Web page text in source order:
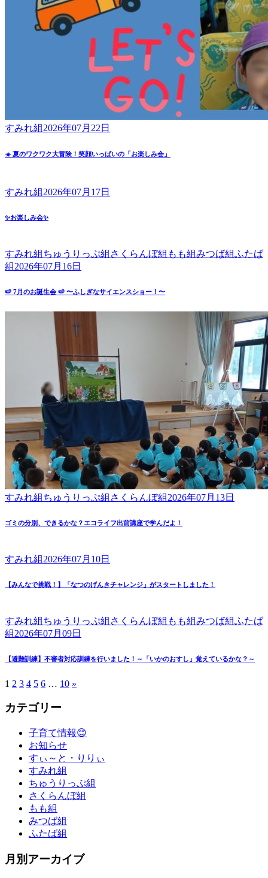
すみれ組2026年07月22日
☀️ 夏のワクワク大冒険！笑顔いっぱいの「お楽しみ会」
すみれ組2026年07月17日
✨お楽しみ会✨
すみれ組ちゅうりっぷ組 さくらんぼ組 もも組みつば組ふたば
組2026年07月16日
🍉 7月のお誕生会 🍉 〜ふしぎなサイエンスショー！〜
すみれ組ちゅうりっぷ組 さくらんぼ組2026年07月13日
ゴミの分別、できるかな？エコライフ出前講座で学んだよ！
すみれ組2026年07月10日
【みんなで挑戦！】「なつのげんきチャレンジ」がスタートしました！
すみれ組ちゅうりっぷ組 さくらんぼ組 もも組みつば組ふたば
組2026年07月09日
【避難訓練】不審者対応訓練を行いました！～「いかのおすし」覚えているかな？～
1 2 3 4 5 6 … 10 »
カテゴリー
子育て情報😊
お知らせ
すぃ～と・りりぃ
すみれ組
ちゅうりっぷ組
さくらんぼ組
もも組
みつば組
ふたば組
月別アーカイブ